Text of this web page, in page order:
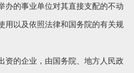
事业单位对其直接支配的不动
用以及依照法律和国务院的有关规
企业，由国务院、地方人民政